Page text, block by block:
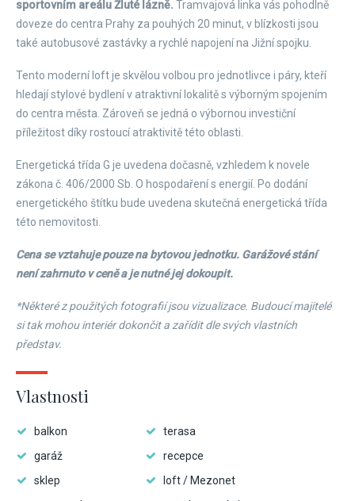
sportovním areálu Žluté lázně. Tramvajová linka vás pohodlně
doveze do centra Prahy za pouhých 20 minut, v blízkosti jsou
také autobusové zastávky a rychlé napojení na Jižní spojku.
Tento moderní loft je skvělou volbou pro jednotlivce i páry, kteří
hledají stylové bydlení v atraktivní lokalitě s výborným spojením
do centra města. Zároveň se jedná o výbornou investiční
příležitost díky rostoucí atraktivitě této oblasti.
Energetická třída G je uvedena dočasně, vzhledem k novele
zákona č. 406/2000 Sb. O hospodaření s energií. Po dodání
energetického štítku bude uvedena skutečná energetická třída
této nemovitosti.
Cena se vztahuje pouze na bytovou jednotku. Garážové stání
není zahrnuto v ceně a je nutné jej dokoupit.
*Některé z použitých fotografií jsou vizualizace. Budoucí majitelé
si tak mohou interiér dokončit a zařídit dle svých vlastních
představ.
Vlastnosti
balkon
terasa
garáž
recepce
sklep
loft / Mezonet